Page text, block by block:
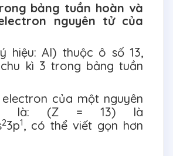
bảng tuần hoàn và
nguyên tử của
hiệu: Al) thuộc ô số 13,
kì 3 trong bảng tuần
của một nguyên
là: (Z = 13) là
23p1, có thể viết gọn hơn